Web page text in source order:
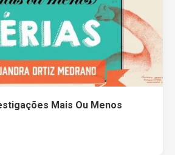
Mais Ou Menos